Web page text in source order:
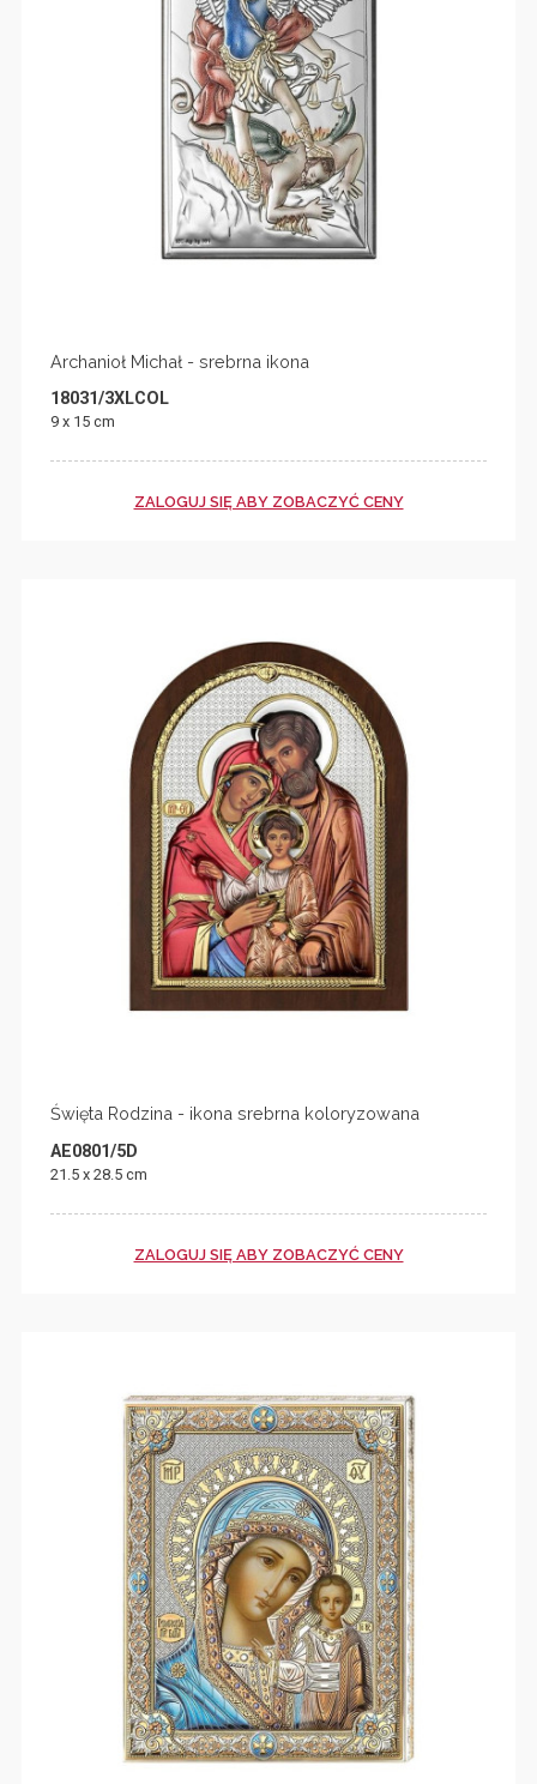
Archanioł Michał - srebrna ikona
18031/3XLCOL
9 x 15 cm
ZALOGUJ SIĘ ABY ZOBACZYĆ CENY
Święta Rodzina - ikona srebrna koloryzowana
AE0801/5D
21.5 x 28.5 cm
ZALOGUJ SIĘ ABY ZOBACZYĆ CENY